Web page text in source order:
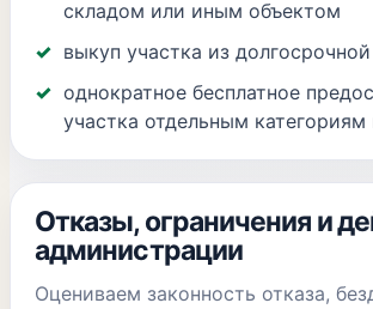
складом или иным объектом
выкуп участка из
однократное бесплатное
участка отдельным категориям
Отказы, ограничения и
администрации
Оцениваем законность отказа,